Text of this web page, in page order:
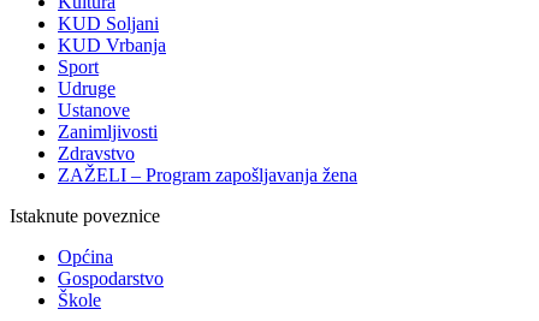
KUD Soljani
KUD Vrbanja
Sport
Udruge
Ustanove
Zanimljivosti
Zdravstvo
ZAŽELI – Program zapošljavanja žena
Istaknute poveznice
Općina
Gospodarstvo
Škole